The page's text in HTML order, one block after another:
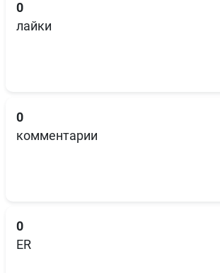
0
лайки
0
комментарии
0
ER